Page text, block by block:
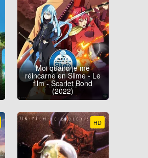
Moi quand je me
réincarne en Slime - Le
film - Scarlet Bond
(2022)
HD